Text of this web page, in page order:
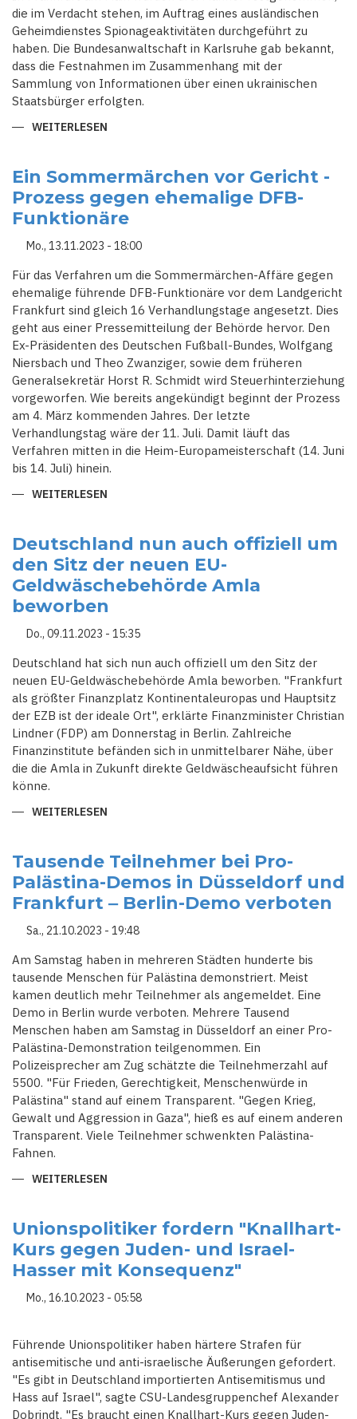
die im Verdacht stehen, im Auftrag eines ausländischen
Geheimdienstes Spionageaktivitäten durchgeführt zu
haben. Die Bundesanwaltschaft in Karlsruhe gab bekannt,
dass die Festnahmen im Zusammenhang mit der
Sammlung von Informationen über einen ukrainischen
Staatsbürger erfolgten.
WEITERLESEN
FESTNAHMEN
VON
DREI
MÄNNERN,
DIE
INFORMATIONEN
ÜBER
UKRAINER
AUSLÄNDISCHEN
GEHEIMDIENST
SAMMELTEN
Ein Sommermärchen vor Gericht -
Prozess gegen ehemalige DFB-
Funktionäre
Mo., 13.11.2023 - 18:00
Für das Verfahren um die Sommermärchen-Affäre gegen
ehemalige führende DFB-Funktionäre vor dem Landgericht
Frankfurt sind gleich 16 Verhandlungstage angesetzt. Dies
geht aus einer Pressemitteilung der Behörde hervor. Den
Ex-Präsidenten des Deutschen Fußball-Bundes, Wolfgang
Niersbach und Theo Zwanziger, sowie dem früheren
Generalsekretär Horst R. Schmidt wird Steuerhinterziehung
vorgeworfen. Wie bereits angekündigt beginnt der Prozess
am 4. März kommenden Jahres. Der letzte
Verhandlungstag wäre der 11. Juli. Damit läuft das
Verfahren mitten in die Heim-Europameisterschaft (14. Juni
bis 14. Juli) hinein.
WEITERLESEN
GERICHT
-
PROZESS
GEGEN
EHEMALIGE
DFB-
Deutschland nun auch offiziell um
den Sitz der neuen EU-
Geldwäschebehörde Amla
beworben
Do., 09.11.2023 - 15:35
Deutschland hat sich nun auch offiziell um den Sitz der
neuen EU-Geldwäschebehörde Amla beworben. "Frankfurt
als größter Finanzplatz Kontinentaleuropas und Hauptsitz
der EZB ist der ideale Ort", erklärte Finanzminister Christian
Lindner (FDP) am Donnerstag in Berlin. Zahlreiche
Finanzinstitute befänden sich in unmittelbarer Nähe, über
die die Amla in Zukunft direkte Geldwäscheaufsicht führen
könne.
WEITERLESEN
OFFIZIELL
UM
DEN
SITZ
DER
NEUEN
EU-
GELDWÄSCHEBEHÖRDE
BEWORBEN
Tausende Teilnehmer bei Pro-
Palästina-Demos in Düsseldorf und
Frankfurt ‒ Berlin-Demo verboten
Sa., 21.10.2023 - 19:48
Am Samstag haben in mehreren Städten hunderte bis
tausende Menschen für Palästina demonstriert. Meist
kamen deutlich mehr Teilnehmer als angemeldet. Eine
Demo in Berlin wurde verboten. Mehrere Tausend
Menschen haben am Samstag in Düsseldorf an einer Pro-
Palästina-Demonstration teilgenommen. Ein
Polizeisprecher am Zug schätzte die Teilnehmerzahl auf
5500. "Für Frieden, Gerechtigkeit, Menschenwürde in
Palästina" stand auf einem Transparent. "Gegen Krieg,
Gewalt und Aggression in Gaza", hieß es auf einem anderen
Transparent. Viele Teilnehmer schwenkten Palästina-
Fahnen.
WEITERLESEN
PRO-
PALÄSTINA-
DEMOS
IN
DÜSSELDORF
UND
FRANKFURT
‒
Unionspolitiker fordern "Knallhart-
Kurs gegen Juden- und Israel-
Hasser mit Konsequenz"
Mo., 16.10.2023 - 05:58
Führende Unionspolitiker haben härtere Strafen für
antisemitische und anti-israelische Äußerungen gefordert.
"Es gibt in Deutschland importierten Antisemitismus und
Hass auf Israel", sagte CSU-Landesgruppenchef Alexander
Dobrindt. "Es braucht einen Knallhart-Kurs gegen Juden-